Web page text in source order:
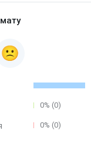
0% (0)
0% (0)